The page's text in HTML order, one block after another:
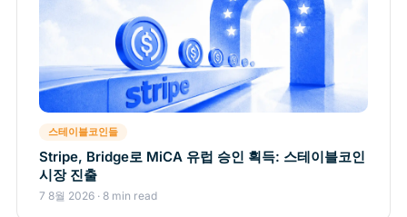
스테이블코인들
Stripe, Bridge로 MiCA 유럽 승인 획득: 스테이블코인
시장 진출
7 8월 2026 · 8 min read